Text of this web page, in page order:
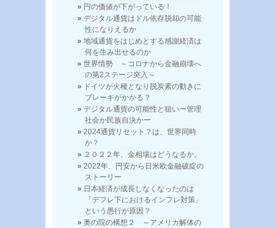
円の価値が下がっている！
デジタル通貨はドル依存脱却の可能
性になりえるか
地域通貨をはじめとする感謝経済は
何を生み出せるのか
世界情勢 ～コロナから金融崩壊へ
の第2ステージ突入～
ドイツが火種となり脱炭素の動きに
ブレーキがかかる？
デジタル通貨の可能性と狙いー管理
社会か民族自決かー
2024通貨リセット？は、世界同時
か？
２０２２年、金相場はどうなるか。
2022年、円安から日米欧金融破綻の
ストーリー
日本経済が成長しなくなったのは
「デフレ下におけるインフレ対策」
という愚行が原因？
奥の院の構想２ ～アメリカ解体の